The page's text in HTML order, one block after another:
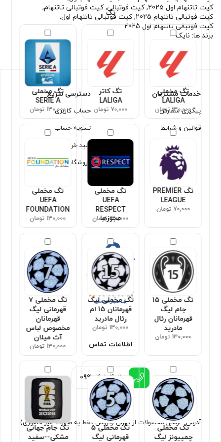
تگ
تگ مخملی
LALIGA
130,000 تومان
تگ کاتر
LALIGA
70,000 تومان
تگ مخملی
SERIE A
130,000 تومان
تگ PREMIER
LEAGUE
70,000 تومان
تگ مخملی
UEFA
RESPECT
130,000 تومان
تگ مخملی
UEFA
FOUNDATION
130,000 تومان
تگ مخملی 15
جام لیگ
قهرمانان رئال
مادرید
130,000 تومان
تگ مخملی لیگ
قهرمانان 15 ام
رئال مادرید
130,000 تومان
تگ مخملی ۷
قهرمانی لیگ
قهرمانان
مخصوص لباس
آث میلان
130,000 تومان
تگ مخملی
چمپیونز لیگ
تگ مخملی ۵
قهرمانی لیگ
تگ جام جهانی
مشکی--سفید
کیت تاتنهام اول 2025
,کیت فوتبالی,کیت فوتبالی تاتنهام,
کیت فوتبالی تاتنهام 2025
,کیت فوتبالی تاتنهام اول,
کیت فوتبالی تاتنهام اول 2025
برند ها: نایک
خدمات مشتریان
پیگیری سفارش
قوانین و شرایط
دسترسی سریع
حساب کاربری
تسویه حساب
سبد خرید
فروشگاه
مجوزها
اطلاعات تماس
0991 4010402
آدرس : ارسال محصولات از تهران (فروش فقط به صورت غیر حضوری)